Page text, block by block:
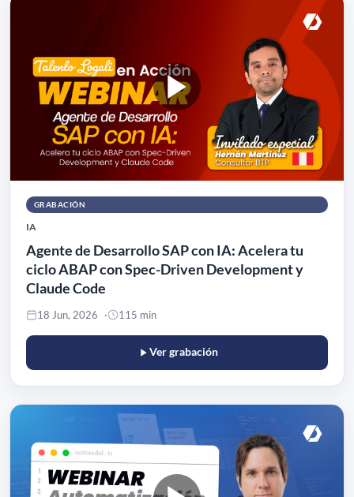
GRABACIÓN
IA
Agente de Desarrollo SAP con IA: Acelera tu
ciclo ABAP con Spec-Driven Development y
Claude Code
18 Jun, 2026 115 min
Ver grabación